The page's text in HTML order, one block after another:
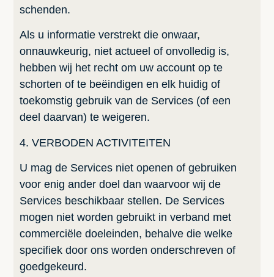
schenden.
Als u informatie verstrekt die onwaar,
onnauwkeurig, niet actueel of onvolledig is,
hebben wij het recht om uw account op te
schorten of te beëindigen en elk huidig of
toekomstig gebruik van de Services (of een
deel daarvan) te weigeren.
4. VERBODEN ACTIVITEITEN
U mag de Services niet openen of gebruiken
voor enig ander doel dan waarvoor wij de
Services beschikbaar stellen. De Services
mogen niet worden gebruikt in verband met
commerciële doeleinden, behalve die welke
specifiek door ons worden onderschreven of
goedgekeurd.